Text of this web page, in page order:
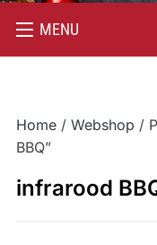
MENU
Home/ Webshop /
BBQ”
infrarood